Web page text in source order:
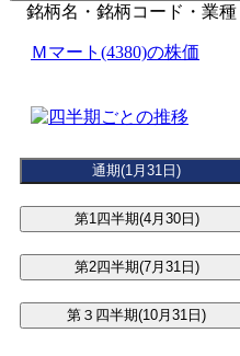
銘柄名・銘柄コード・業種
Ｍマート(4380)の株価